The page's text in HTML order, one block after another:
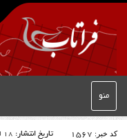
منو
کد خبر: 1567 تاریخ انتشار: 18 اردیبهشت 1395 - 10:44